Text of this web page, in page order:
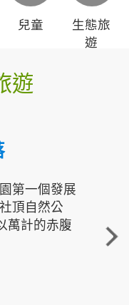
兒童
生態旅
遊
遊
第一個發展
頂自然公
萬計的赤腹
重
走進